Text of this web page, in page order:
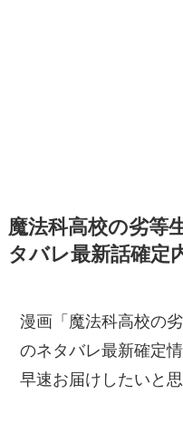
魔法科高校の劣等
タバレ最新話確定
漫画「魔法科高校の
のネタバレ最新確定
早速お届けしたいと思